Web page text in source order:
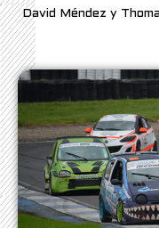
David Méndez y